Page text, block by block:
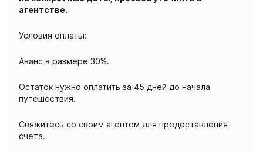
агентстве.
Условия оплаты:
Аванс в размере 30%.
Остаток нужно оплатить за 45 дней до начала
путешествия.
Свяжитесь со своим агентом для предоставления
счёта.